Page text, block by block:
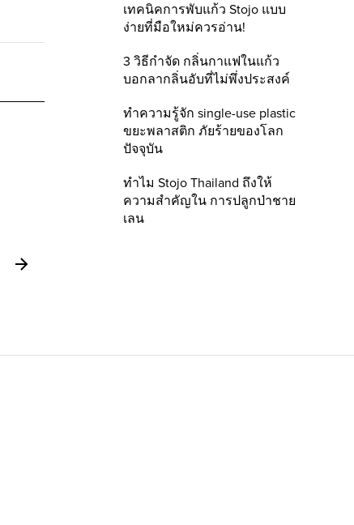
เทคนิคการพับแก้ว Stojo แบบ
ง่ายที่มือใหม่ควรอ่าน!
3 วิธีกำจัด กลิ่นกาแฟในแก้ว
บอกลากลิ่นอับที่ไม่พึ่งประสงค์
ทำความรู้จัก single-use plastic
ขยะพลาสติก ภัยร้ายของโลก
ปัจจุบัน
ทำไม Stojo Thailand ถึงให้
ความสำคัญใน การปลูกป่าชาย
เลน